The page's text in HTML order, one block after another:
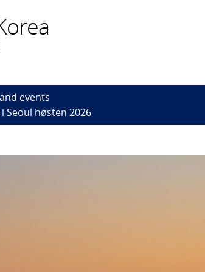
events
Seoul høsten 2026